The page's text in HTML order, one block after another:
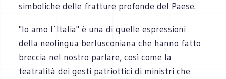
simboliche delle fratture profonde del Paese.
"Io amo l´Italia" è una di quelle espressioni
della neolingua berlusconiana che hanno fatto
breccia nel nostro parlare, così come la
teatralità dei gesti patriottici di ministri che